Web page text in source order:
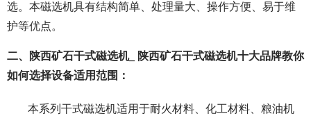
选。本磁选机具有结构简单、处理量大、操作方便、易于维
护等优点。
二、陕西矿石干式磁选机_ 陕西矿石干式磁选机十大品牌教你
如何选择设备适用范围：
本系列干式磁选机适用于耐火材料、化工材料、粮油机